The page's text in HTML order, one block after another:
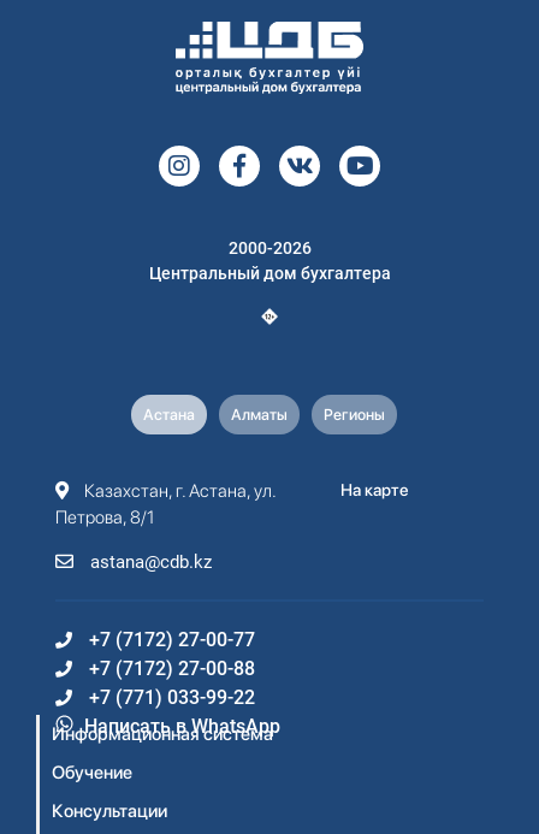
2000-2026
Центральный дом бухгалтера
Астана Алматы Регионы
Казахстан, г. Астана, ул.
Петрова, 8/1
astana@cdb.kz
На карте
+7 (7172) 27-00-77
+7 (7172) 27-00-88
+7 (771) 033-99-22
Написать в WhatsApp
Информационная система
Обучение
Консультации